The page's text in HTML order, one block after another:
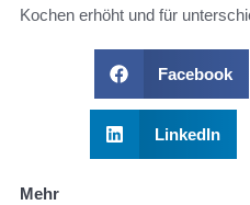
Kochen erhöht und für
Facebook
LinkedIn
Mehr